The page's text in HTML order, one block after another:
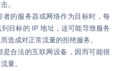
。
的服务器或网络作为目标时，每
目标的 IP 地址，这可能导致服务
造成对正常流量的拒绝服务。
合法的互联网设备，因而可能很
量。